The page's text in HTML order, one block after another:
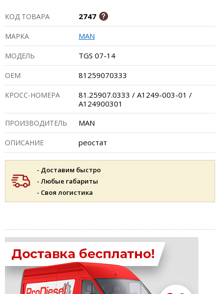
КОД ТОВАРА 2747
МАРКА MAN
МОДЕЛЬ TGS 07-14
ОЕМ 81259070333
КРОСС-НОМЕРА
81.25907.0333 / A1249-003-01 /
A124900301
ПРОИЗВОДИТЕЛЬ MAN
ОПИСАНИЕ реостат
- Доставим быстро
- Любые габариты
- Своя логистика